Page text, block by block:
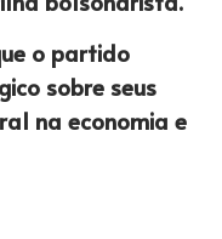
o partido
sobre seus
na economia e